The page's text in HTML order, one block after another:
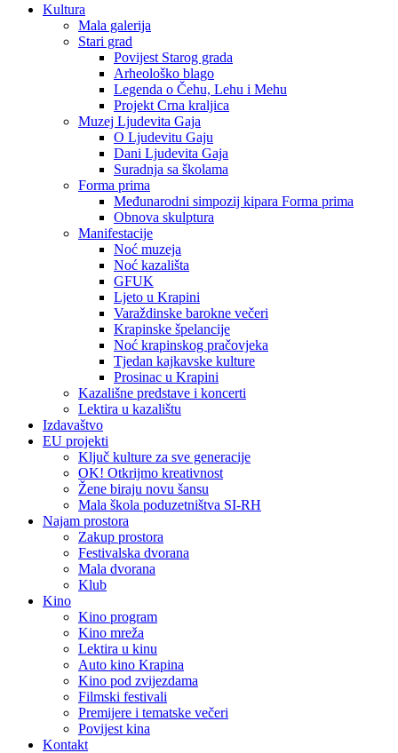
Kultura
Mala galerija
Stari grad
Povijest Starog grada
Arheološko blago
Legenda o Čehu, Lehu i Mehu
Projekt Crna kraljica
Muzej Ljudevita Gaja
O Ljudevitu Gaju
Dani Ljudevita Gaja
Suradnja sa školama
Forma prima
Međunarodni simpozij kipara Forma prima
Obnova skulptura
Manifestacije
Noć muzeja
Noć kazališta
GFUK
Ljeto u Krapini
Varaždinske barokne večeri
Krapinske špelancije
Noć krapinskog pračovjeka
Tjedan kajkavske kulture
Prosinac u Krapini
Kazališne predstave i koncerti
Lektira u kazalištu
Izdavaštvo
EU projekti
Ključ kulture za sve generacije
OK! Otkrijmo kreativnost
Žene biraju novu šansu
Mala škola poduzetništva SI-RH
Najam prostora
Zakup prostora
Festivalska dvorana
Mala dvorana
Klub
Kino
Kino program
Kino mreža
Lektira u kinu
Auto kino Krapina
Kino pod zvijezdama
Filmski festivali
Premijere i tematske večeri
Povijest kina
Kontakt